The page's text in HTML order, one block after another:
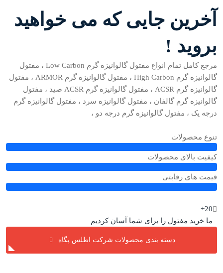
آخرین جایی که می خواهید
بروید !
مرجع کامل تمام انواع مفتول گالوانیزه گرم Low Carbon ، مفتول
گالوانیزه گرم High Carbon ، مفتول گالوانیزه گرم ARMOR ، مفتول
گالوانیزه گرم ACSR ، مفتول گالوانیزه گرم ACSR صید ، مفتول
گالوانیزه گرم گالفان ، مفتول گالوانیزه سرد ، مفتول گالوانیزه گرم
درجه یک ، مفتول گالوانیزه گرم درجه دو ،
تنوع محصولات
کیفیت بالای محصولات
قیمت های رقابتی
20+
ما خرید مفتول را برای شما آسان کردیم
دسته بندی محصولات شرکت اطلس پگاه